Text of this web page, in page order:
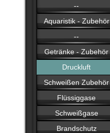
--
Aquaristik - Zubehör
--
Getränke - Zubehör
Druckluft
Schweißen Zubehör
Flüssiggase
Schweißgase
Brandschutz